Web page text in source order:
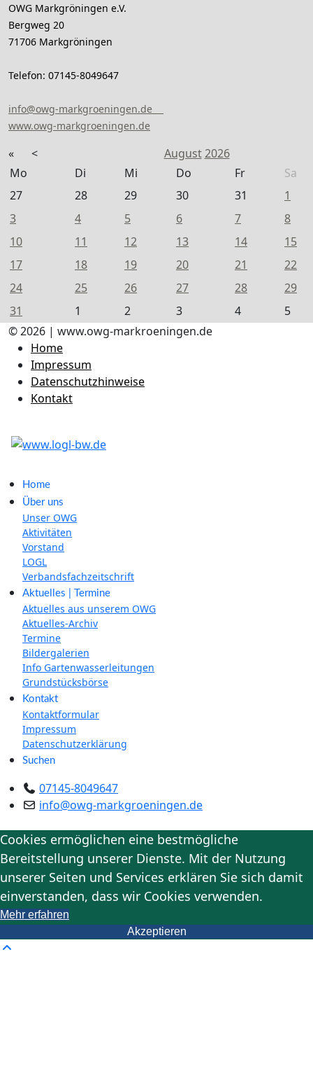
OWG Markgröningen e.V.
Bergweg 20
71706 Markgröningen
Telefon: 07145-8049647
info@owg-markgroeningen.de
www.owg-markgroeningen.de
« < August 2026
Mo
Di Mi Do Fr
Sa
27
28 29 30 31
1
3
4 5 6 7
8
10
11 12 13 14
15
17
18 19 20 21
22
24
25 26 27 28
29
31
1 2 3 4
5
© 2026 | www.owg-markroeningen.de
Home
Impressum
Datenschutzhinweise
Kontakt
Home
Über uns
Unser OWG
Aktivitäten
Vorstand
LOGL
Verbandsfachzeitschrift
Aktuelles | Termine
Aktuelles aus unserem OWG
Aktuelles-Archiv
Termine
Bildergalerien
Info Gartenwasserleitungen
Grundstücksbörse
Kontakt
Kontaktformular
Impressum
Datenschutzerklärung
Suchen
07145-8049647
info@owg-markgroeningen.de
Cookies ermöglichen eine bestmögliche
Bereitstellung unserer Dienste. Mit der Nutzung
unserer Seiten und Services erklären Sie sich damit
einverstanden, dass wir Cookies verwenden.
Mehr erfahren
Akzeptieren